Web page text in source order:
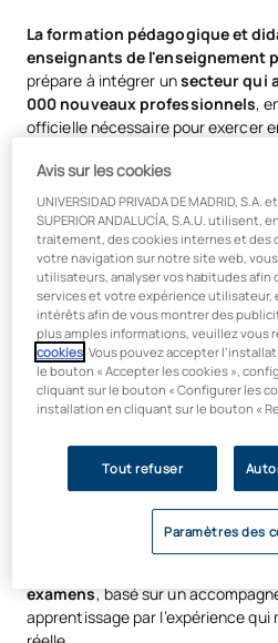
La formation pédagogique et
enseignants de l'enseignement
prépare à intégrer unsecteur qui
000 nouveaux professionnels,
officielle nécessaire pour exercer
spécialitésdifférentes au choix,
de combiner votre expérience
vocation d'enseignant, répondant
d'enseignants spécialisés dans la
Consultez la liste des diplômes
formation en cliquant sur celien.
Alliez votre
méthodologies
actuelles pour la
Développez des compétences
spécialisant dans des domaines
pâtisserie, l’entretien des
examens, basé sur un
apprentissage par l’expérience
Avis sur les cookies
UNIVERSIDAD PRIVADA DE MADRID, S.A.
SUPERIOR ANDALUCÍA, S.A.U.
traitement, des cookies internes et des
votre navigation sur notre site web,
utilisateurs, analyser vos habitudes afin
services et votre expérience utilisateur,
intérêts afin de vous montrer des
plus amples informations, veuillez vous
cookies . Vous pouvez accepter
le bouton « Accepter les cookies »,
cliquant sur le bouton « Configurer les
installation en cliquant sur le bouton «
Tout refuser
Paramètres des